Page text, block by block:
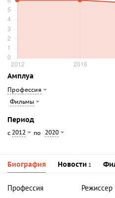
Амплуа
Профессия
Фильмы
Период
с 2012 по 2020
Биография Новости 1
Профессия
Режиссер